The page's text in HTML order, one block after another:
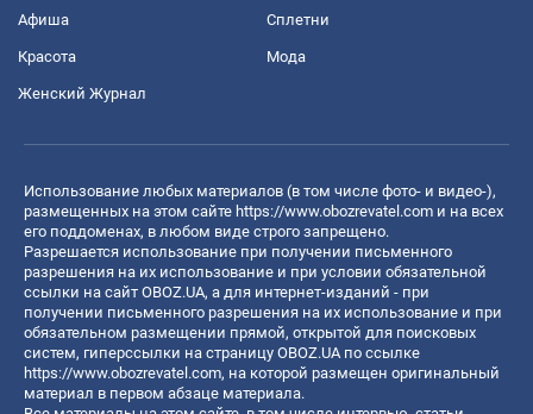
Афиша Сплетни
Красота Мода
Женский Журнал
Использование любых материалов (в том числе фото- и видео-),
размещенных на этом сайте https://www.obozrevatel.com и на всех
его поддоменах, в любом виде строго запрещено.
Разрешается использование при получении письменного
разрешения на их использование и при условии обязательной
ссылки на сайт OBOZ.UA, а для интернет-изданий - при
получении письменного разрешения на их использование и при
обязательном размещении прямой, открытой для поисковых
систем, гиперссылки на страницу OBOZ.UA по ссылке
https://www.obozrevatel.com, на которой размещен оригинальный
материал в первом абзаце материала.